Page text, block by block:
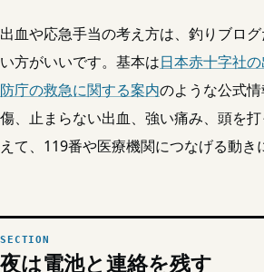
出血や応急手当の考え方は、釣りブロ
い方がいいです。基本は日本赤十字社
防庁の救急に関する案内のような公式
傷、止まらない出血、強い痛み、頭を
えて、119番や医療機関につなげる動き
夜は電池と連絡を残す